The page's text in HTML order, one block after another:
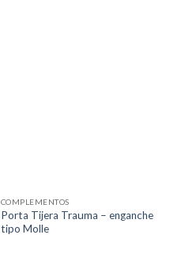
COMPLEMENTOS
Porta Tijera Trauma – enganche
tipo Molle